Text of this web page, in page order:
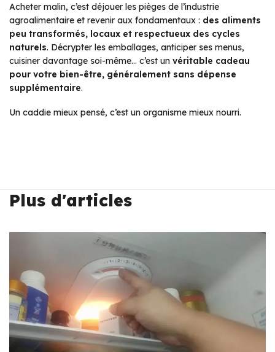
Acheter malin, c’est déjouer les pièges de l’industrie
agroalimentaire et revenir aux fondamentaux : des aliments
peu transformés, locaux et respectueux des cycles
naturels. Décrypter les emballages, anticiper ses menus,
cuisiner davantage soi-même… c’est un véritable cadeau
pour votre bien-être, généralement sans dépense
supplémentaire.
Un caddie mieux pensé, c’est un organisme mieux nourri.
Plus d'articles